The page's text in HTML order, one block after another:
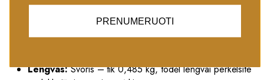
Matmenys:Su 35 cm ilgio ir pločio, bei 3 cm aukščio,
šis padėklas yra pakankamai didelis, kad talpintų įvairius
daiktus, bet tuo pačiu kompaktiškas ir lengvai
Lengvas:Svoris – tik 0,485 kg, todėl lengvai perkelsite
PRENUMERUOTI